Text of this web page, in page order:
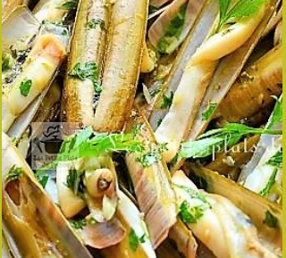
Tellines Les tellines sont de petits coqu